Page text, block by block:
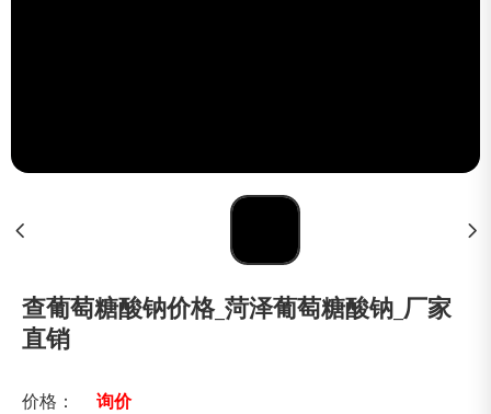
查葡萄糖酸钠价格_菏泽葡萄糖酸钠_厂家
直销
价格： 询价